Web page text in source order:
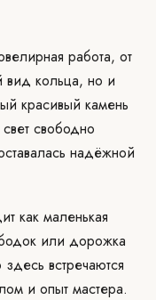
работа, от
вид кольца, но и
красивый камень
свободно
надёжной
как маленькая
или дорожка
встречаются
и опыт мастера.